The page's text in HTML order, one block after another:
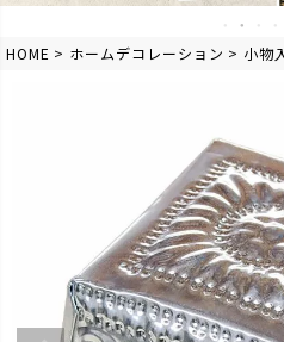
HOME ホームデコレーション 小物